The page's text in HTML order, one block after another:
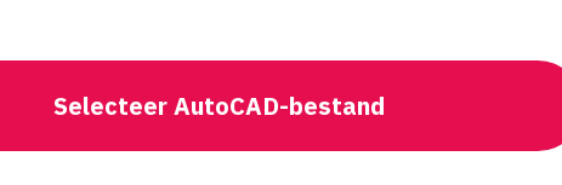
Selecteer AutoCAD-bestand